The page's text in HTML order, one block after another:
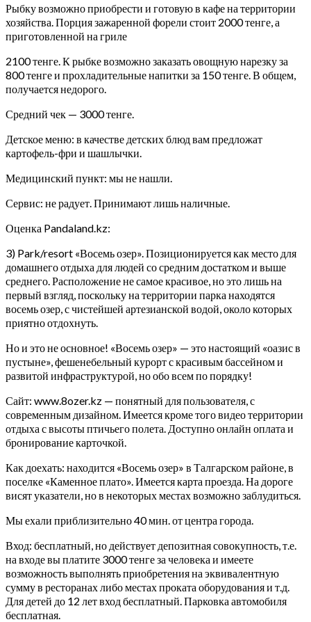
Рыбку возможно приобрести и готовую в кафе на территории
хозяйства. Порция зажаренной форели стоит 2000 тенге, а
приготовленной на гриле
2100 тенге. К рыбке возможно заказать овощную нарезку за
800 тенге и прохладительные напитки за 150 тенге. В общем,
получается недорого.
Средний чек — 3000 тенге.
Детское меню: в качестве детских блюд вам предложат
картофель-фри и шашлычки.
Медицинский пункт: мы не нашли.
Сервис: не радует. Принимают лишь наличные.
Оценка Pandaland.kz:
3) Park/resort «Восемь озер». Позиционируется как место для
домашнего отдыха для людей со средним достатком и выше
среднего. Расположение не самое красивое, но это лишь на
первый взгляд, поскольку на территории парка находятся
восемь озер, с чистейшей артезианской водой, около которых
приятно отдохнуть.
Но и это не основное! «Восемь озер» — это настоящий «оазис в
пустыне», фешенебельный курорт с красивым бассейном и
развитой инфраструктурой, но обо всем по порядку!
Сайт: www.8ozer.kz — понятный для пользователя, с
современным дизайном. Имеется кроме того видео территории
отдыха с высоты птичьего полета. Доступно онлайн оплата и
бронирование карточкой.
Как доехать: находится «Восемь озер» в Талгарском районе, в
поселке «Каменное плато». Имеется карта проезда. На дороге
висят указатели, но в некоторых местах возможно заблудиться.
Мы ехали приблизительно 40 мин. от центра города.
Вход: бесплатный, но действует депозитная совокупность, т.е.
на входе вы платите 3000 тенге за человека и имеете
возможность выполнять приобретения на эквивалентную
сумму в ресторанах либо местах проката оборудования и т.д.
Для детей до 12 лет вход бесплатный. Парковка автомобиля
бесплатная.